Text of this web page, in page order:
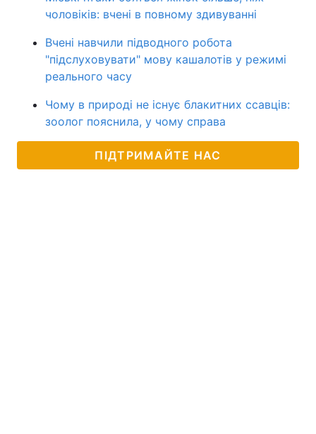
чоловіків: вчені в повному здивуванні
Вчені навчили підводного робота
"підслуховувати" мову кашалотів у режимі
реального часу
Чому в природі не існує блакитних ссавців:
зоолог пояснила, у чому справа
ПІДТРИМАЙТЕ НАС